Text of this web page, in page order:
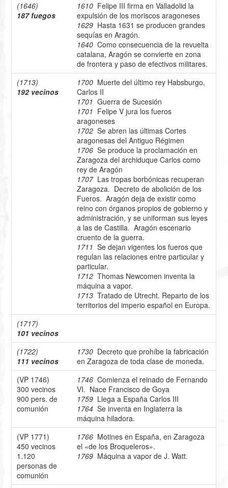
(1646)
187 fuegos
1610 Felipe III firma en Valladolid la
expulsión de los moriscos aragoneses
1629 Hasta 1631 se producen grandes
sequías en Aragón.
1640 Como consecuencia de la revuelta
catalana, Aragón se convierte en zona
de frontera y paso de efectivos militares.
(1713)
192 vecinos
1700 Muerte del último rey Habsburgo,
Carlos II
1701 Guerra de Sucesión
1701 Felipe V jura los fueros
aragoneses
1702 Se abren las últimas Cortes
aragonesas del Antiguo Régimen
1706 Se produce la proclamación en
Zaragoza del archiduque Carlos como
rey de Aragón
1707Las tropas borbónicas recuperan
Zaragoza. Decreto de abolición de los
Fueros. Aragón deja de existir como
reino con órganos propios de gobierno y
administración, y se uniforman sus leyes
a las de Castilla. Aragón escenario
cruento de la guerra.
1711 Se dejan vigentes los fueros que
regulan las relaciones entre particular y
particular.
1712 Thomas Newcomen inventa la
máquina a vapor.
1713 Tratado de Utrecht. Reparto de los
territorios del imperio español en Europa.
(1717)
101 vecinos
(1722)
111 vecinos
1730 Decreto que prohíbe la fabricación
en Zaragoza de toda clase de moneda.
(VP 1746)
300 vecinos
900 pers. de
comunión
1746 Comienza el reinado de Fernando
VI. Nace Francisco de Goya
1759 Llega a España Carlos III
1764 Se inventa en Inglaterra la
máquina hiladora.
(VP 1771)
450 vecinos
1.120
personas de
comunión
1766 Motines en España, en Zaragoza
el «de los Broqueleros».
1769 Máquina a vapor de J. Watt.